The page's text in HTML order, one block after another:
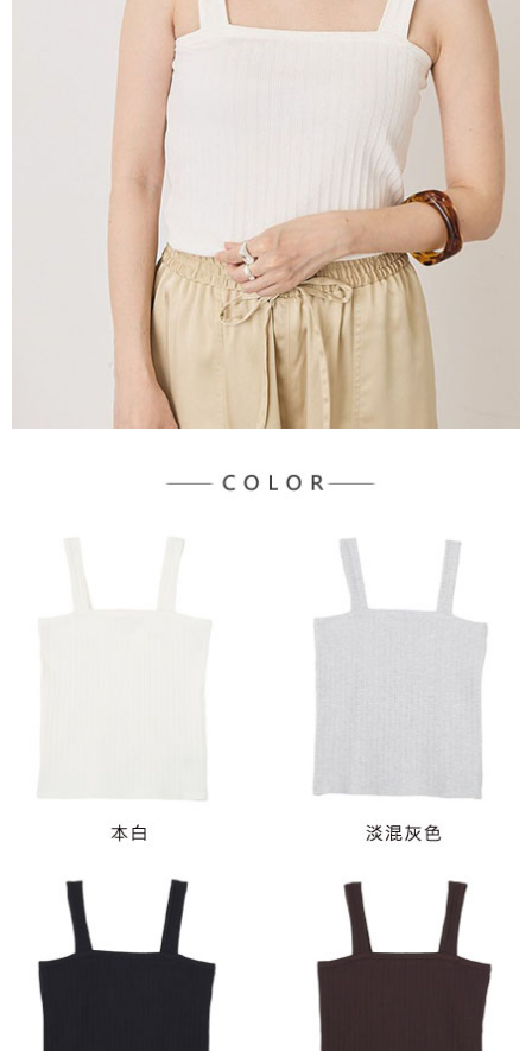
2.基於同意付款使用「大哥付你分期」之契約關係目的，商店將以您的個人
資料（包含姓名、電話或地址）提供予台灣大哥大進項蒐集、處理及利用，
由本公司與您本人進行分期帳單所需資料之確認、核對及更正。
3.完整用戶服務條款，請詳閱以下連結：
https://oppay.tw/userRule
後付繳納相關費用。
※ 交易是否成功請以「AFTEE先享後付 」之結帳頁面顯示為準，若有關於
是否繳費成功／繳費後需取消欲退款等相關疑問，請聯繫「AFTEE先享後付
https://netprotections.freshdesk.com/support/home
１．透過由恩沛科技股份有限公司提供之「AFTEE先享後付」服務完成之交
易，需依本服務之必要範圍內提供個人資料，並將交易相關給付款項請求債
權轉讓予恩沛科技股份有限公司。
２．關於個人資料處理事宜，請瀏覽以下網址：
https://aftee.tw/terms/#terms3
３．未成年的使用者請事先徵得法定代理人或監護人之同意方可使用
「AFTEE先享後付」，若未經同意申辦者引起之損失，本公司不負相關責
４．使用「AFTEE先享後付」時，將依據個別帳號之用戶狀況，依本公司即
時審查核予不同之上限額度；若仍有額度不足之情形，本公司將視審查結果
請求用戶進行身份認證。
５．嚴禁一人註冊多個帳號或使用他人資訊註冊。若發現惡意使用之情形，
恩沛科技股份有限公司將有權停止該用戶之使用額度並採取法律行動。
每筆NT$60，滿NT$888(含以上)免運費
每筆NT$60，滿NT$888(含以上)免運費
每筆NT$60，滿NT$888(含以上)免運費
每筆NT$90，滿NT$888(含以上)免運費